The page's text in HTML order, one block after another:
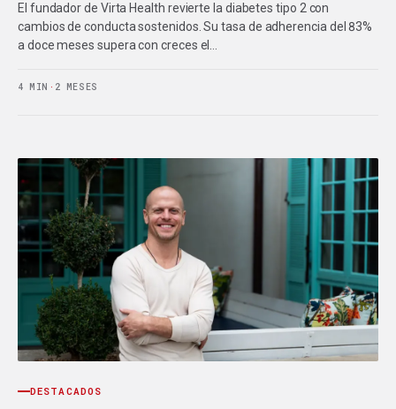
El fundador de Virta Health revierte la diabetes tipo 2 con
cambios de conducta sostenidos. Su tasa de adherencia del 83%
a doce meses supera con creces el…
4 MIN · 2 MESES
DESTACADOS